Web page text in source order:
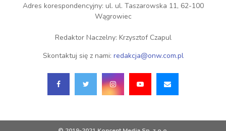
Adres korespondencyjny: ul. ul. Taszarowska 11, 62-100
Wągrowiec
Redaktor Naczelny: Krzysztof Czapul
Skontaktuj się z nami: redakcja@onw.com.pl